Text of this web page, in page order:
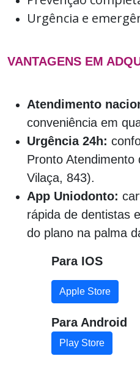
Urgência e
VANTAGENS EM
Atendimento
conveniência em
Urgência 24h:
Pronto Atendimento
Vilaça, 843).
App Uniodonto:
rápida de dentistas
do plano na palma
Para IOS
Apple Store
Para Android
Play Store